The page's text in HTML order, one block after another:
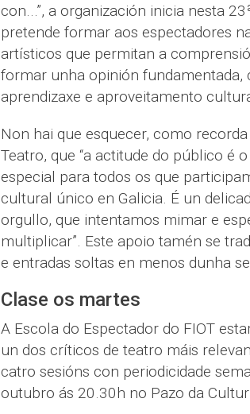
con...”, a organización inicia nesta
pretende formar aos espectadores
artísticos que permitan a
formar unha opinión
aprendizaxe e aproveitamento
Non hai que esquecer, como
Teatro, que “a actitude do público é
especial para todos os que
cultural único en Galicia. É un
orgullo, que intentamos mimar e
multiplicar”. Este apoio tamén se
e entradas soltas en menos dunha
Clase os martes
A Escola do Espectador do FIOT
un dos críticos de teatro máis
catro sesións con periodicidade
outubro ás 20.30h no Pazo da